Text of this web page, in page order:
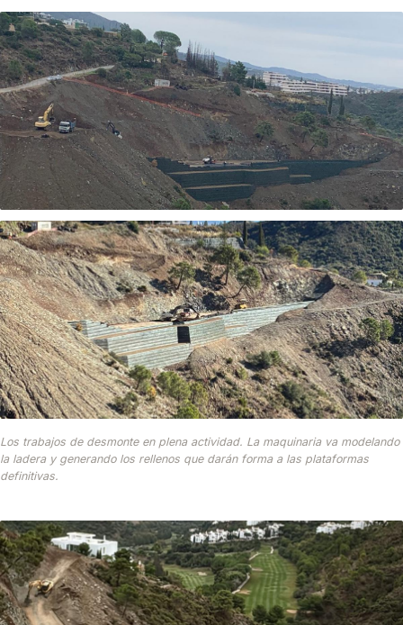
Los trabajos de desmonte en plena actividad. La maquinaria va modelando
la ladera y generando los rellenos que darán forma a las plataformas
definitivas.